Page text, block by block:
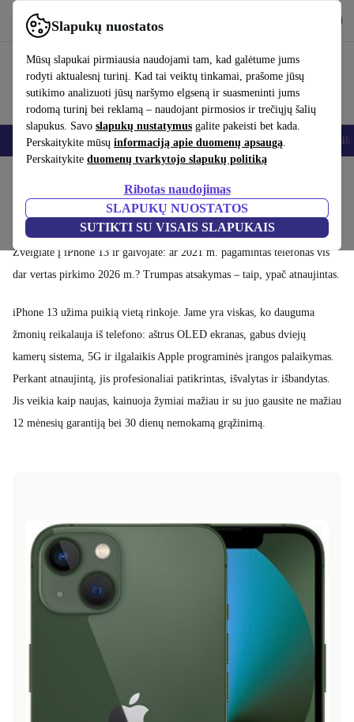
Slapukų nuostatos
Mūsų slapukai pirmiausia naudojami tam, kad galėtume jums
rodyti aktualesnį turinį. Kad tai veiktų tinkamai, prašome jūsų
sutikimo analizuoti jūsų naršymo elgseną ir suasmeninti jums
rodomą turinį bei reklamą – naudojant pirmosios ir trečiųjų šalių
slapukus. Savo slapukų nustatymus galite pakeisti bet kada.
Perskaitykite mūsų informaciją apie duomenų apsaugą.
Perskaitykite duomenų tvarkytojo slapukų politiką
Ribotas naudojimas
SLAPUKŲ NUOSTATOS
SUTIKTI SU VISAIS SLAPUKAIS
Naudok refurbed greitai ir paprastai
Išmanieji telefonai Nešiojamieji kompiuteriai Planšetės Išmanieji
Atnaujintas iPhone 13: kodėl tai vis dar protingas
pasirinkimas
Žvelgiate į iPhone 13 ir galvojate: ar 2021 m. pagamintas telefonas vis
dar vertas pirkimo 2026 m.? Trumpas atsakymas – taip, ypač atnaujintas.
iPhone 13 užima puikią vietą rinkoje. Jame yra viskas, ko dauguma
žmonių reikalauja iš telefono: aštrus OLED ekranas, gabus dviejų
kamerų sistema, 5G ir ilgalaikis Apple programinės įrangos palaikymas.
Perkant atnaujintą, jis profesionaliai patikrintas, išvalytas ir išbandytas.
Jis veikia kaip naujas, kainuoja žymiai mažiau ir su juo gausite ne mažiau
12 mėnesių garantiją bei 30 dienų nemokamą grąžinimą.